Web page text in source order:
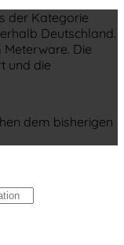
der Kategorie
Deutschland.
Meterware. Die
und die
dem bisherigen